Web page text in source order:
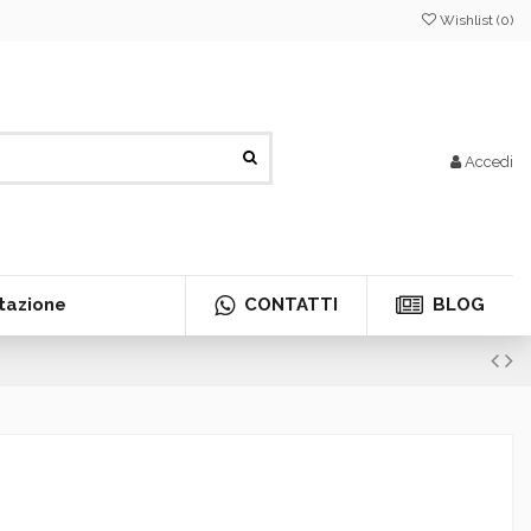
Wishlist (0)
Accedi
BLOG
CONTATTI